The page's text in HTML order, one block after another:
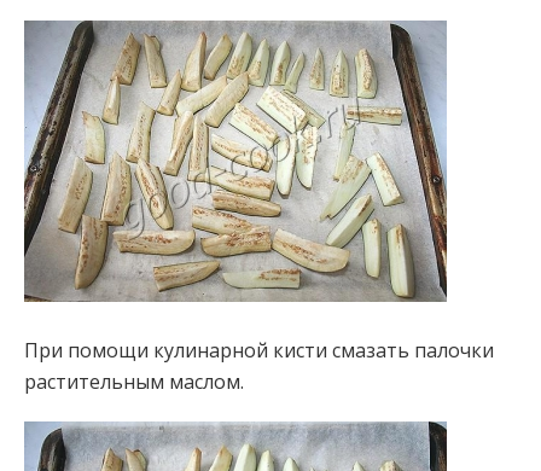
При помощи кулинарной кисти смазать палочки
растительным маслом.